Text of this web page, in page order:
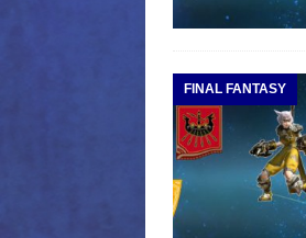
FINAL FANTASY